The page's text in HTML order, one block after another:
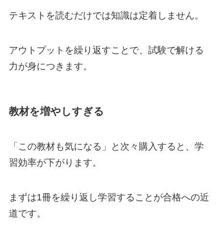
テキストを読むだけでは知識は定着しません。
アウトプットを繰り返すことで、試験で解ける
力が身につきます。
教材を増やしすぎる
「この教材も気になる」と次々購入すると、学
習効率が下がります。
まずは1冊を繰り返し学習することが合格への近
道です。